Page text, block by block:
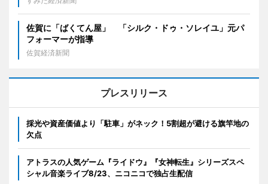
佐賀に「ばくてん屋」 「シルク・ドゥ・ソレイユ」元パ
フォーマーが指導
佐賀経済新聞
プレスリリース
採光や資産価値より「駐車」がネック！5割超が避ける旗竿地の
欠点
アトラスの人気ゲーム『ライドウ』『女神転生』シリーズスペ
シャル音楽ライブ8/23、ニコニコで独占生配信